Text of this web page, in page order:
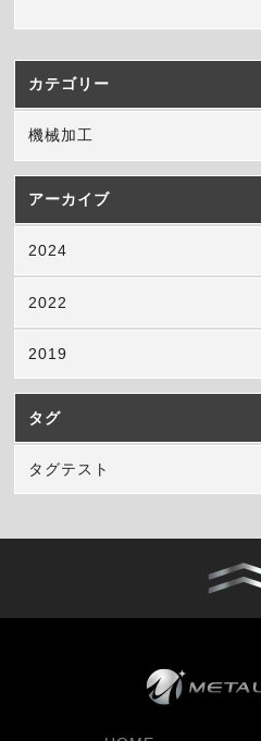
カテゴリー
機械加工
アーカイブ
2024
2022
2019
タグ
タグテスト